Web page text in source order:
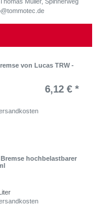
von Lucas TRW -
6,12 € *
hochbelastbarer